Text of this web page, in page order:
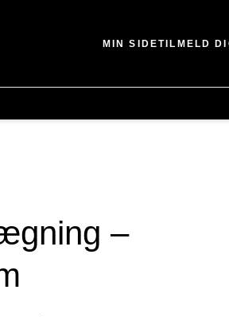
MIN SIDETILMELD
–